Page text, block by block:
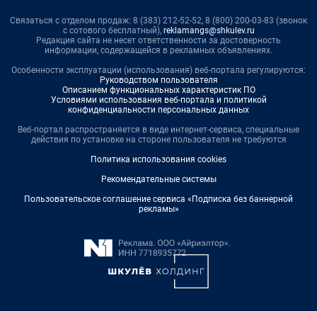
Связаться с отделом продаж: 8 (383) 212-52-52, 8 (800) 200-03-83 (звонок
с сотового бесплатный), reklamangs@shkulev.ru
Редакция сайта не несет ответственности за достоверность
информации, содержащейся в рекламных объявлениях.
Особенности эксплуатации (использования) веб-портала регулируются:
Руководством пользователя
Описанием функциональных характеристик ПО
Условиями использования веб-портала и политикой
конфиденциальности персональных данных
Веб-портал распространяется в виде интернет-сервиса, специальные
действия по установке на стороне пользователя не требуются
Политика использования cookies
Рекомендательные системы
Пользовательское соглашение сервиса «Подписка без баннерной
рекламы»